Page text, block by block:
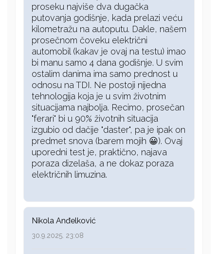
proseku najviše dva dugačka
putovanja godišnje, kada prelazi veću
kilometražu na autoputu. Dakle, našem
prosečnom čoveku električni
automobil (kakav je ovaj na testu) imao
bi manu samo 4 dana godišnje. U svim
ostalim danima ima samo prednost u
odnosu na TDI. Ne postoji nijedna
tehnologija koja je u svim životnim
situacijama najbolja. Recimo, prosečan
"ferari" bi u 90% životnih situacija
izgubio od dačije "daster", pa je ipak on
predmet snova (barem mojih 😀). Ovaj
uporedni test je, praktično, najava
poraza dizelaša, a ne dokaz poraza
električnih limuzina.
Nikola Anđelković
30.9.2025. 23:08